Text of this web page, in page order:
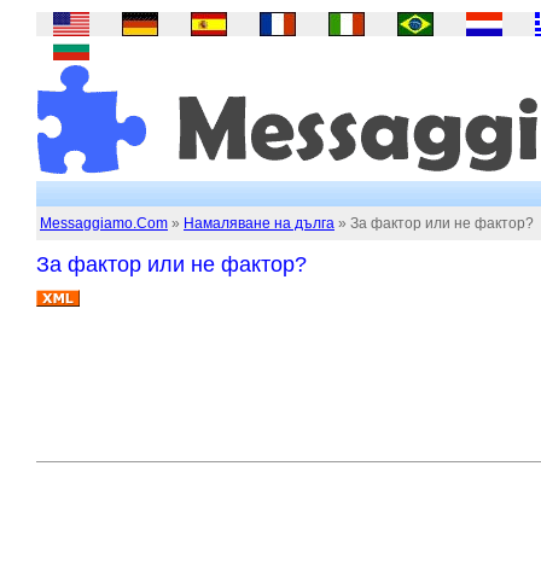
Messaggiamo.Com » Намаляване на дълга » За фактор или не фактор?
За фактор или не фактор?